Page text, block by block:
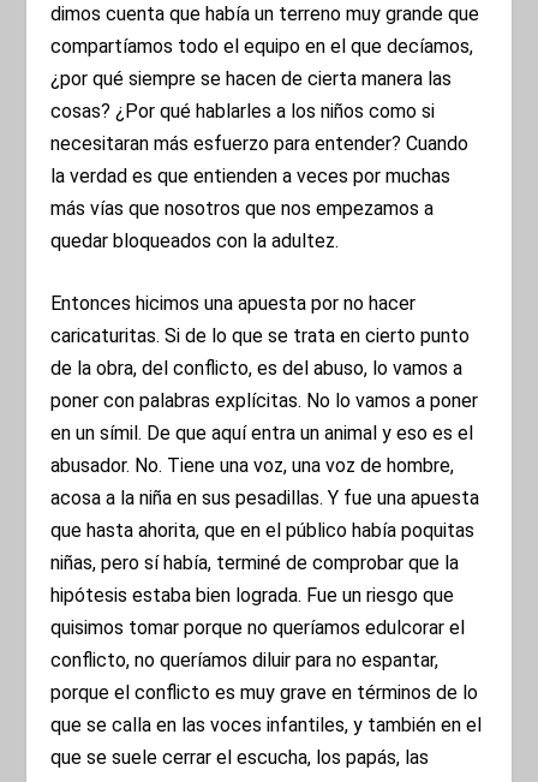
dimos cuenta que había un terreno muy grande que
compartíamos todo el equipo en el que decíamos,
¿por qué siempre se hacen de cierta manera las
cosas? ¿Por qué hablarles a los niños como si
necesitaran más esfuerzo para entender? Cuando
la verdad es que entienden a veces por muchas
más vías que nosotros que nos empezamos a
quedar bloqueados con la adultez.
Entonces hicimos una apuesta por no hacer
caricaturitas. Si de lo que se trata en cierto punto
de la obra, del conflicto, es del abuso, lo vamos a
poner con palabras explícitas. No lo vamos a poner
en un símil. De que aquí entra un animal y eso es el
abusador. No. Tiene una voz, una voz de hombre,
acosa a la niña en sus pesadillas. Y fue una apuesta
que hasta ahorita, que en el público había poquitas
niñas, pero sí había, terminé de comprobar que la
hipótesis estaba bien lograda. Fue un riesgo que
quisimos tomar porque no queríamos edulcorar el
conflicto, no queríamos diluir para no espantar,
porque el conflicto es muy grave en términos de lo
que se calla en las voces infantiles, y también en el
que se suele cerrar el escucha, los papás, las